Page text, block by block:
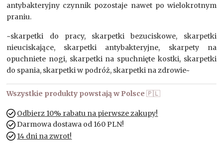
antybakteryjny czynnik pozostaje nawet po wielokrotnym
praniu.
~skarpetki do pracy, skarpetki bezuciskowe, skarpetki
nieuciskające, skarpetki antybakteryjne, skarpety na
opuchniete nogi, skarpetki na spuchnięte kostki, skarpetki
do spania, skarpetki w podróż, skarpetki na zdrowie~
Wszystkie produkty powstają w Polsce 🇵🇱
Odbierz 10% rabatu na pierwsze zakupy!
Darmowa dostawa od 160 PLN!
14 dni na zwrot!